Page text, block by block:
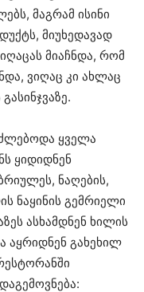
მაგრამ ისინი
მიუხედავად
მიაჩნდა, რომ
ვიღაც კი ახლაც
ყველა
ყიდიდნენ
ნაღების,
ნაყინის გემრიელი
ასხამდნენ ხილის
აყრიდნენ გახეხილ